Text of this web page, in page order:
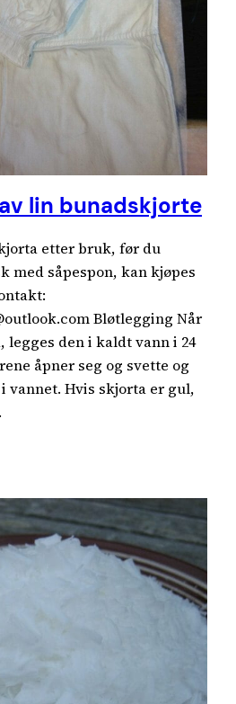
lin bunadskjorte
etter bruk, før du
med såpespon, kan kjøpes
Bløtlegging Når
den i kaldt vann i 24
åpner seg og svette og
vannet. Hvis skjorta er gul,